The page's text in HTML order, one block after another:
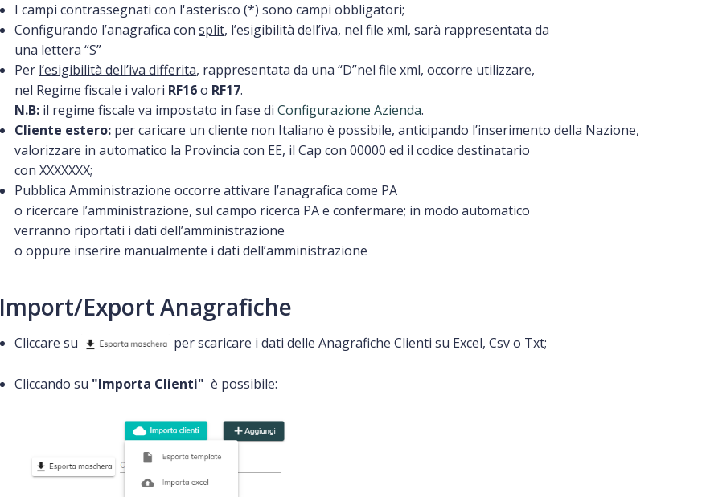
I campi contrassegnati con l'asterisco (*) sono campi obbligatori;
Configurando l’anagrafica consplit, l’esigibilità dell’iva, nel file xml, sarà rappresentata da
una lettera “S”
Per l’esigibilità dell’iva differita, rappresentata da una “D”nel file xml, occorre utilizzare,
nel Regime fiscale i valori RF16o RF17.
N.B: il regime fiscale va impostato in fase diConfigurazione Azienda.
Cliente estero: per caricare un cliente non Italiano è possibile, anticipando l’inserimento della Nazione,
valorizzare in automatico la Provincia con EE, il Cap con 00000 ed il codice destinatario
con XXXXXXX;
Pubblica Amministrazione occorre attivare l’anagrafica come PA
o ricercare l’amministrazione, sul campo ricerca PA e confermare; in modo automatico
verranno riportati i dati dell’amministrazione
o oppure inserire manualmente i dati dell’amministrazione
Import/Export Anagrafiche
Cliccare su per scaricare i dati delle Anagrafiche Clienti su Excel, Csv o Txt;
Cliccando su "Importa Clienti" è possibile: